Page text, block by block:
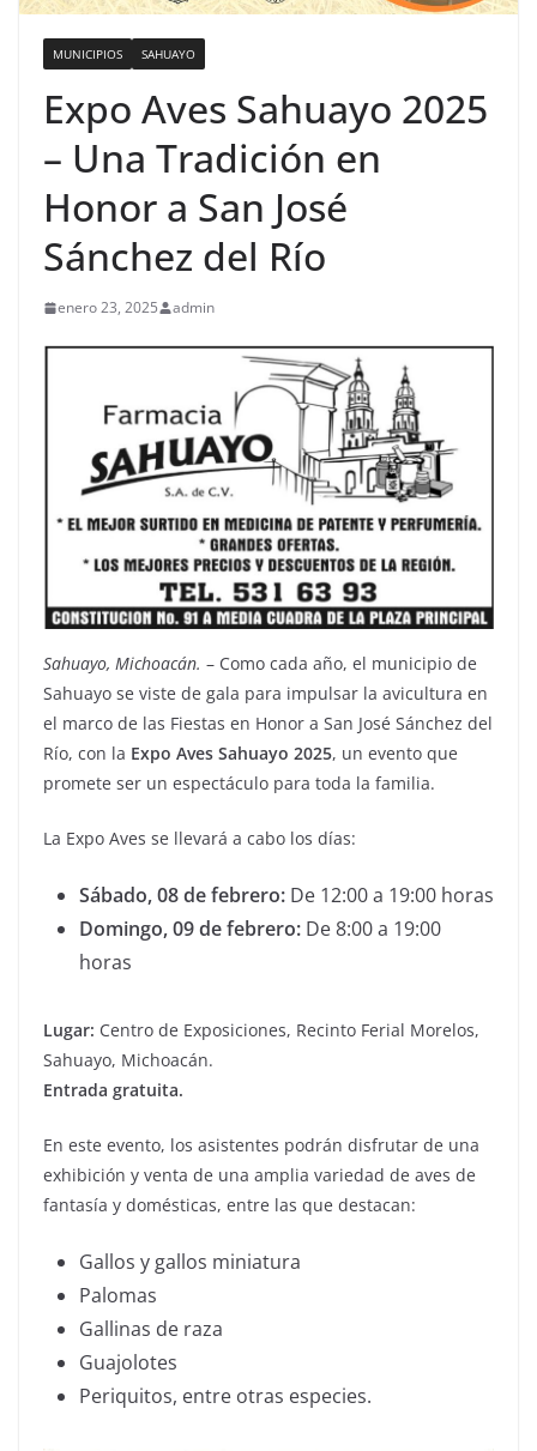
MUNICIPIOS SAHUAYO
Expo Aves Sahuayo 2025
– Una Tradición en
Honor a San José
Sánchez del Río
enero 23, 2025 admin
Sahuayo, Michoacán. – Como cada año, el municipio de
Sahuayo se viste de gala para impulsar la avicultura en
el marco de las Fiestas en Honor a San José Sánchez del
Río, con la Expo Aves Sahuayo 2025, un evento que
promete ser un espectáculo para toda la familia.
La Expo Aves se llevará a cabo los días:
Sábado, 08 de febrero: De 12:00 a 19:00 horas
Domingo, 09 de febrero: De 8:00 a 19:00
horas
Lugar: Centro de Exposiciones, Recinto Ferial Morelos,
Sahuayo, Michoacán.
Entrada gratuita.
En este evento, los asistentes podrán disfrutar de una
exhibición y venta de una amplia variedad de aves de
fantasía y domésticas, entre las que destacan:
Gallos y gallos miniatura
Palomas
Gallinas de raza
Guajolotes
Periquitos, entre otras especies.